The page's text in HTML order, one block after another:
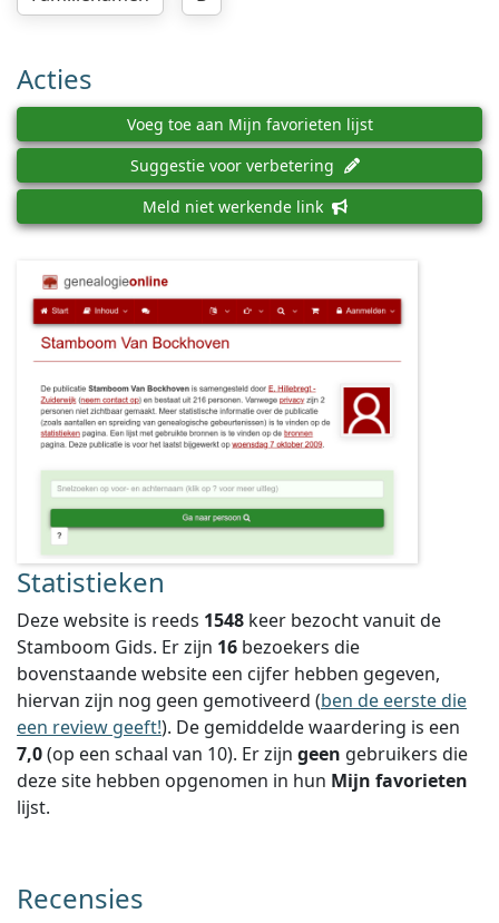
Acties
Voeg toe aan Mijn favorieten lijst
Suggestie voor verbetering
Meld niet werkende link
Statistieken
Deze website is reeds 1548 keer bezocht vanuit de
Stamboom Gids. Er zijn 16 bezoekers die
bovenstaande website een cijfer hebben gegeven,
hiervan zijn nog geen gemotiveerd (ben de eerste die
een review geeft!). De gemiddelde waardering is een
7,0(op een schaal van 10). Er zijn geen gebruikers die
deze site hebben opgenomen in hun Mijn favorieten
lijst.
Recensies